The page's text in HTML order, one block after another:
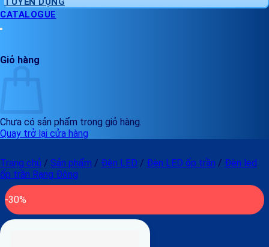
CATALOGUE
Giỏ hàng
Chưa có sản phẩm trong giỏ hàng.
Quay trở lại cửa hàng
Trang chủ / Sản phẩm / Đèn LED / Đèn LED ốp trần / Đèn led
ốp trần Rạng Đông
-30%